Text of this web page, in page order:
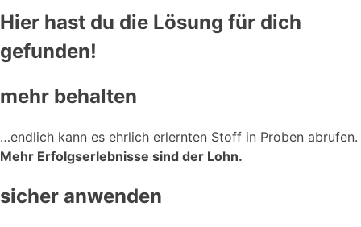
Hier hast du die Lösung für dich
gefunden!
mehr behalten
…endlich kann es ehrlich erlernten Stoff in Proben abrufen.
Mehr Erfolgserlebnisse sind der Lohn.
sicher anwenden